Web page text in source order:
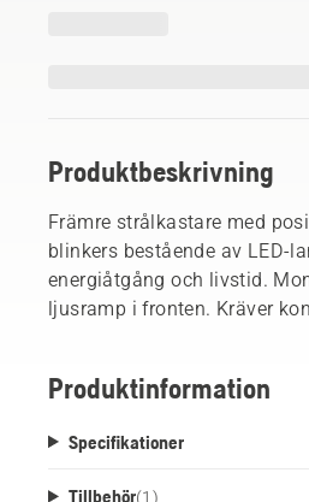
Produktbeskrivning
Främre strålkastare med
blinkers bestående av LED-
energiåtgång och livstid.
ljusramp i fronten. Kräver
Produktinformation
Specifikationer
Tillbehör(1 )